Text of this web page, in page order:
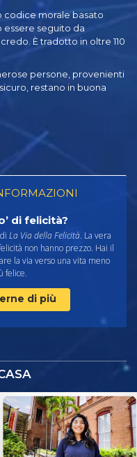
codice morale basato
essere seguito da
È tradotto in oltre 110
persone, provenienti
restano in buona
di felicità?
La Via della Felicità. La vera
non hanno prezzo. Hai il
la via verso una vita meno
felice.
di più